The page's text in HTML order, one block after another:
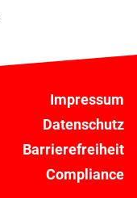
Impressum
Datenschutz
Barrierefreiheit
Compliance